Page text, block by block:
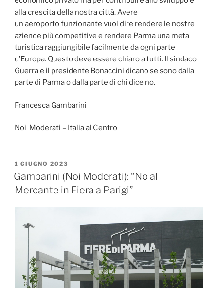
alla crescita della nostra città. Avere
un aeroporto funzionante vuol dire rendere le nostre
aziende più competitive e rendere Parma una meta
turistica raggiungibile facilmente da ogni parte
d’Europa. Questo deve essere chiaro a tutti. Il sindaco
Guerra e il presidente Bonaccini dicano se sono dalla
parte di Parma o dalla parte di chi dice no.
Francesca Gambarini
Noi Moderati – Italia al Centro
PUBBLICATO
IL
1 GIUGNO 2023
Gambarini (Noi Moderati): “No al
Mercante in Fiera a Parigi”